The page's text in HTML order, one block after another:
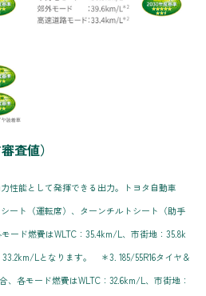
査値）
性能として発揮できる出力。トヨタ自動車
ート（運転席）、ターンチルトシート（助手
ード燃費はWLTC：35.4km/L、市街地：35.8k
Lとなります。 ＊3. 185/55R16タイヤ＆
各モード燃費はWLTC：32.6km/L、市街地：